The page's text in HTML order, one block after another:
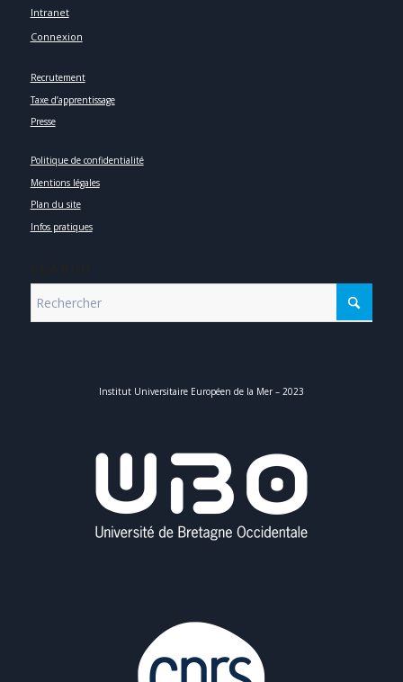
Intranet
Connexion
Recrutement
Taxe d’apprentissage
Presse
Politique de confidentialité
Mentions légales
Plan du site
Infos pratiques
Institut Universitaire Européen de la Mer – 2023